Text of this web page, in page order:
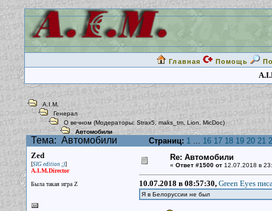
Главная Помощь
A.I.M.
Генерал
О вечном (Модераторы: Strax5 maks_tm, Lion MicDoc)
Автомобили
Тема: Автомобили Страниц: 1... 16 17 18 19 20 21
Zed
[SIG edition ;)]
A.I.M.Director
Была такая игра Z
Re: Автомобили
« Ответ #1500 от12.07.2018 в
10.07.2018 в 08:57:30, Green Eyes
Я в Белоруссии не был